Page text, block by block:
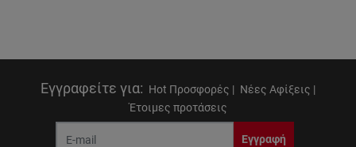
Εγγραφείτε για: Hot Προσφορές | Νέες Αφίξεις |
Έτοιμες προτάσεις
Εγγραφή